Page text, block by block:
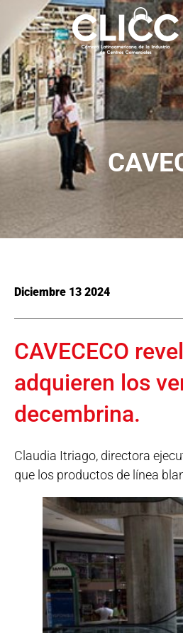
Diciembre 13 2024
CAVECECO
adquieren los
decembrina.
Claudia Itriago, directora
que los productos de línea